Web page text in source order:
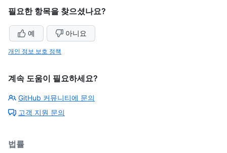
필요한 항목을 찾으셨나요?
예 아니요
개인 정보 보호 정책
계속 도움이 필요하세요?
GitHub 커뮤니티에 문의
고객 지원 문의
법률